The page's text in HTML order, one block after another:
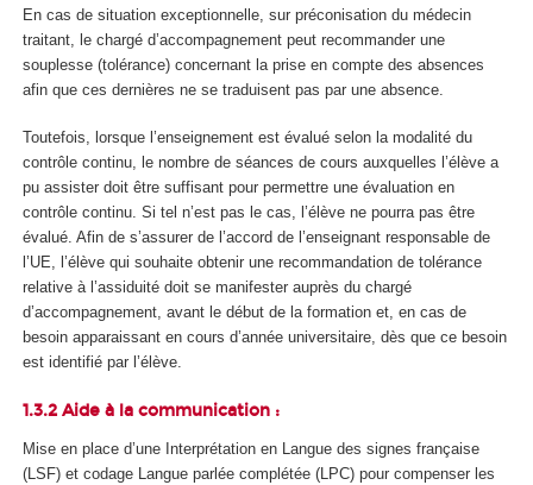
En cas de situation exceptionnelle, sur préconisation du médecin
traitant, le chargé d’accompagnement peut recommander une
souplesse (tolérance) concernant la prise en compte des absences
afin que ces dernières ne se traduisent pas par une absence.
Toutefois, lorsque l’enseignement est évalué selon la modalité du
contrôle continu, le nombre de séances de cours auxquelles l’élève a
pu assister doit être suffisant pour permettre une évaluation en
contrôle continu. Si tel n’est pas le cas, l’élève ne pourra pas être
évalué. Afin de s’assurer de l’accord de l’enseignant responsable de
l’UE, l’élève qui souhaite obtenir une recommandation de tolérance
relative à l’assiduité doit se manifester auprès du chargé
d’accompagnement, avant le début de la formation et, en cas de
besoin apparaissant en cours d’année universitaire, dès que ce besoin
est identifié par l’élève.
1.3.2 Aide à la communication :
Mise en place d’une Interprétation en Langue des signes française
(LSF) et codage Langue parlée complétée (LPC) pour compenser les